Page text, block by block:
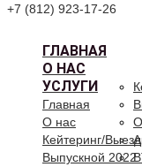
+7 (812) 923-17-26
ГЛАВНАЯ
О НАС
УСЛУГИ
Главная
О нас
Кейтеринг/
Выпускной 2022